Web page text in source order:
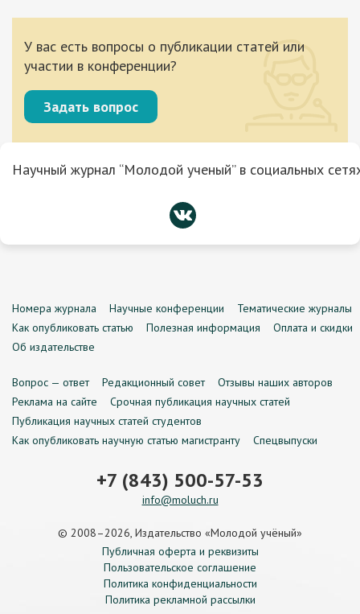
У вас есть вопросы о публикации статей или
участии в конференции?
Задать вопрос
Научный журнал “Молодой ученый” в социальных
Номера журнала Научные конференции
Тематические журналы
Как опубликовать статью
Полезная информация
Оплата и скидки
Об издательстве
Вопрос — ответ Редакционный совет
Отзывы наших авторов
Реклама на сайте
Срочная публикация научных статей
Публикация научных статей студентов
Как опубликовать научную статью магистранту
Спецвыпуски
+7 (843) 500-57-53
info@moluch.ru
© 2008–2026, Издательство «Молодой учёный»
Публичная оферта и реквизиты
Пользовательское соглашение
Политика конфиденциальности
Политика рекламной рассылки